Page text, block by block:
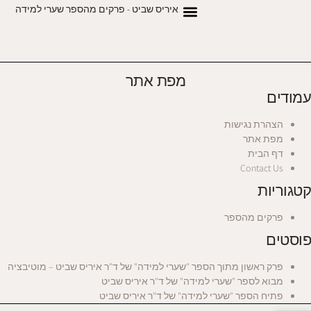
איריס שביט - פרקים מהספר שערי למידה
מפת אתר
עמודים
הצהרת נגישות
מפת אתר
דף הבית
Contact Us
קטגוריות
פרקים מהספר
פוסטים
פרק ראשון מתוך הספר "שערי למידה" של ד"ר איריס שביט – מוטיבציה
מבוא לספר "שערי למידה" של ד"ר איריס שביט
פתיח הספר "שערי למידה" של ד"ר איריס שביט